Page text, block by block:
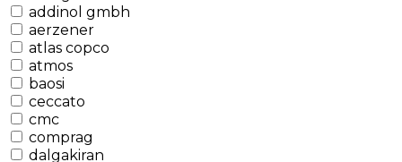
addinol gmbh
aerzener
atlas copco
atmos
baosi
ceccato
cmc
comprag
dalgakiran